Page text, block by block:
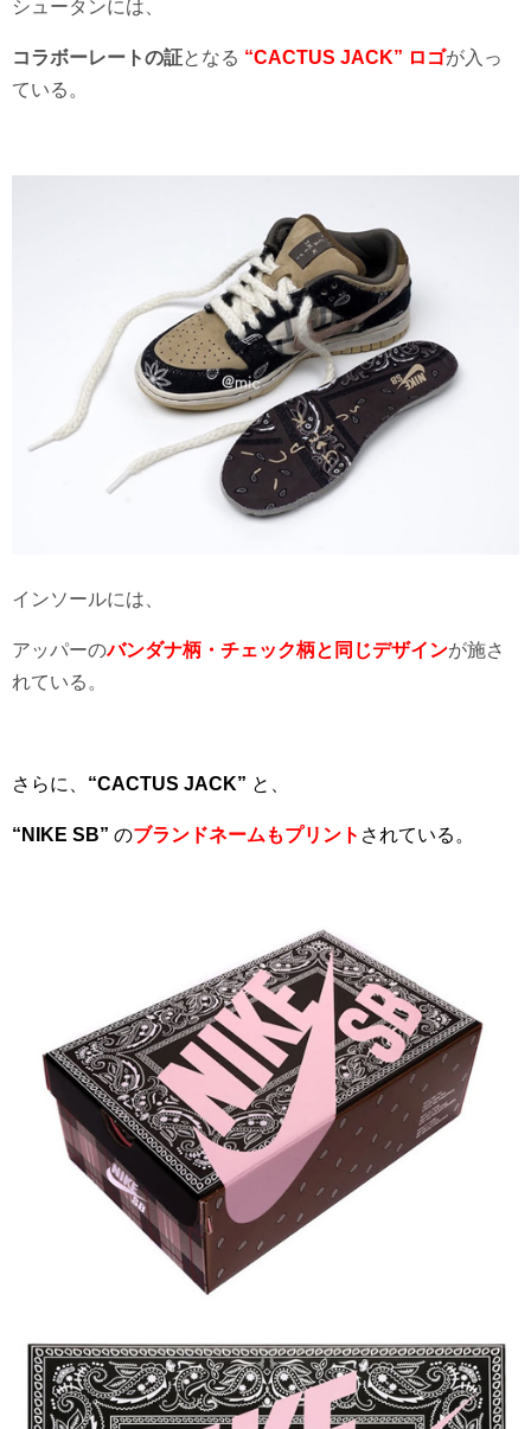
シュータンには、
コラボーレートの証となる “CACTUS JACK” ロゴが入っ
ている。
インソールには、
アッパーのバンダナ柄・チェック柄と同じデザインが施さ
れている。
さらに、 “CACTUS JACK” と、
“NIKE SB” のブランドネームもプリント されている。